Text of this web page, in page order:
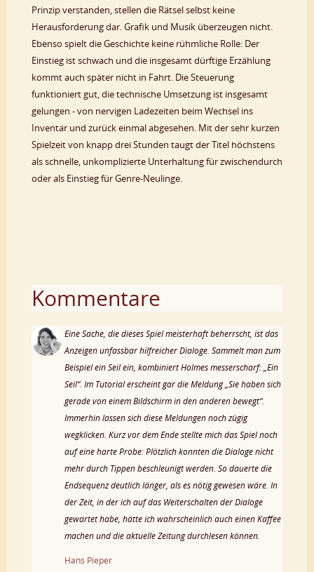
Prinzip verstanden, stellen die Rätsel selbst keine
Herausforderung dar. Grafik und Musik überzeugen nicht.
Ebenso spielt die Geschichte keine rühmliche Rolle: Der
Einstieg ist schwach und die insgesamt dürftige Erzählung
kommt auch später nicht in Fahrt. Die Steuerung
funktioniert gut, die technische Umsetzung ist insgesamt
gelungen - von nervigen Ladezeiten beim Wechsel ins
Inventar und zurück einmal abgesehen. Mit der sehr kurzen
Spielzeit von knapp drei Stunden taugt der Titel höchstens
als schnelle, unkomplizierte Unterhaltung für zwischendurch
oder als Einstieg für Genre-Neulinge.
Kommentare
Eine Sache, die dieses Spiel meisterhaft beherrscht, ist das
Anzeigen unfassbar hilfreicher Dialoge. Sammelt man zum
Beispiel ein Seil ein, kombiniert Holmes messerscharf: „Ein
Seil“. Im Tutorial erscheint gar die Meldung „Sie haben sich
gerade von einem Bildschirm in den anderen bewegt“.
Immerhin lassen sich diese Meldungen noch zügig
wegklicken. Kurz vor dem Ende stellte mich das Spiel noch
auf eine harte Probe: Plötzlich konnten die Dialoge nicht
mehr durch Tippen beschleunigt werden. So dauerte die
Endsequenz deutlich länger, als es nötig gewesen wäre. In
der Zeit, in der ich auf das Weiterschalten der Dialoge
gewartet habe, hätte ich wahrscheinlich auch einen Kaffee
machen und die aktuelle Zeitung durchlesen können.
Hans Pieper